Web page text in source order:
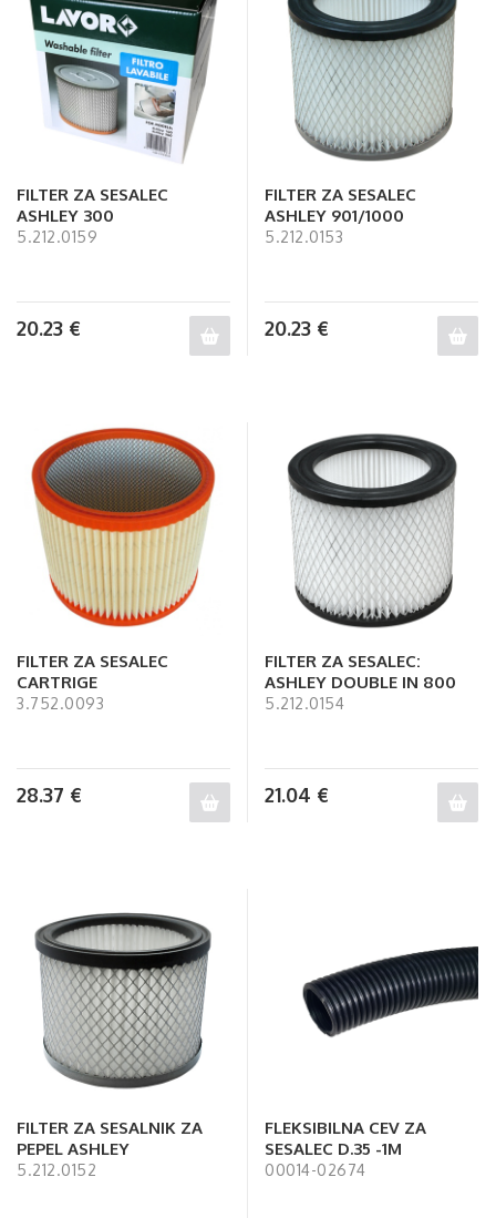
FILTER ZA SESALEC
ASHLEY 300
5.212.0159
20.23 €
FILTER ZA SESALEC
ASHLEY 901/1000
5.212.0153
20.23 €
FILTER ZA SESALEC
CARTRIGE
3.752.0093
28.37 €
FILTER ZA SESALEC:
ASHLEY DOUBLE IN 800
5.212.0154
21.04 €
FILTER ZA SESALNIK ZA
PEPEL ASHLEY
5.212.0152
FLEKSIBILNA CEV ZA
SESALEC D.35 -1M
00014-02674